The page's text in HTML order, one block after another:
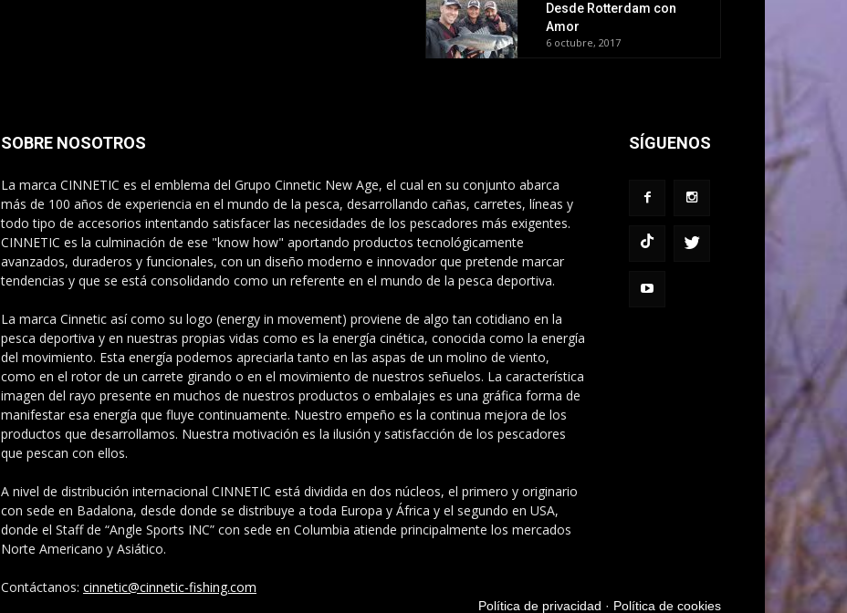
Desde Rotterdam con
Amor
6 octubre, 2017
SOBRE NOSOTROS
La marca CINNETIC es el emblema del Grupo Cinnetic New Age, el cual en su conjunto abarca
más de 100 años de experiencia en el mundo de la pesca, desarrollando cañas, carretes, líneas y
todo tipo de accesorios intentando satisfacer las necesidades de los pescadores más exigentes.
CINNETIC es la culminación de ese "know how" aportando productos tecnológicamente
avanzados, duraderos y funcionales, con un diseño moderno e innovador que pretende marcar
tendencias y que se está consolidando como un referente en el mundo de la pesca deportiva.
La marca Cinnetic así como su logo (energy in movement) proviene de algo tan cotidiano en la
pesca deportiva y en nuestras propias vidas como es la energía cinética, conocida como la energía
del movimiento. Esta energía podemos apreciarla tanto en las aspas de un molino de viento,
como en el rotor de un carrete girando o en el movimiento de nuestros señuelos. La característica
imagen del rayo presente en muchos de nuestros productos o embalajes es una gráfica forma de
manifestar esa energía que fluye continuamente. Nuestro empeño es la continua mejora de los
productos que desarrollamos. Nuestra motivación es la ilusión y satisfacción de los pescadores
que pescan con ellos.
A nivel de distribución internacional CINNETIC está dividida en dos núcleos, el primero y originario
con sede en Badalona, desde donde se distribuye a toda Europa y África y el segundo en USA,
donde el Staff de “Angle Sports INC” con sede en Columbia atiende principalmente los mercados
Norte Americano y Asiático.
Contáctanos: cinnetic@cinnetic-fishing.com
SÍGUENOS
Política de privacidad · Política de cookies